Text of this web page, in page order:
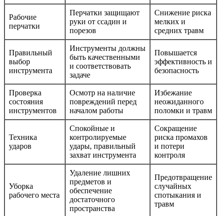
Рабочие
перчатки
Перчатки защищают
руки от ссадин и
порезов
Снижение риска
мелких и
средних травм
Правильный
выбор
инструмента
Инструменты должны
быть качественными
и соответствовать
задаче
Повышается
эффективность и
безопасность
Проверка
состояния
инструментов
Осмотр на наличие
повреждений перед
началом работы
Избежание
неожиданного
поломки и травм
Техника
ударов
Спокойные и
контролируемые
удары, правильный
захват инструмента
Сокращение
риска промахов
и потери
контроля
Уборка
рабочего места
Удаление лишних
предметов и
обеспечение
достаточного
пространства
Предотвращение
случайных
спотыкания и
травм